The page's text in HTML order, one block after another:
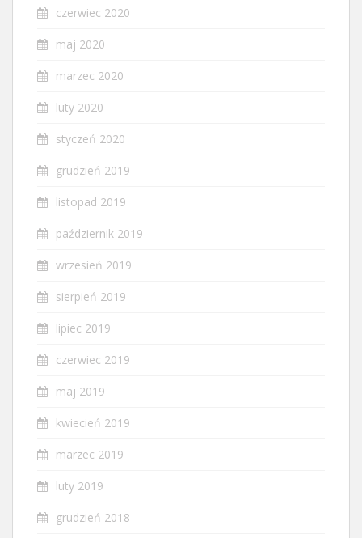
czerwiec 2020
maj 2020
marzec 2020
luty 2020
styczeń 2020
grudzień 2019
listopad 2019
październik 2019
wrzesień 2019
sierpień 2019
lipiec 2019
czerwiec 2019
maj 2019
kwiecień 2019
marzec 2019
luty 2019
grudzień 2018